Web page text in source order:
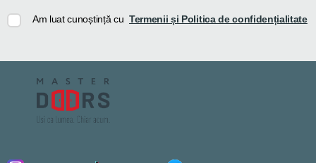
Am luat cunoștință cu Termenii și Politica de confidențialitate